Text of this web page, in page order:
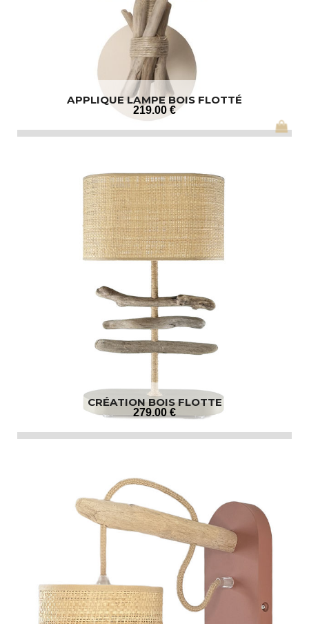
APPLIQUE LAMPE BOIS FLOTTÉ
219.00 €
CRÉATION BOIS FLOTTE
279.00 €